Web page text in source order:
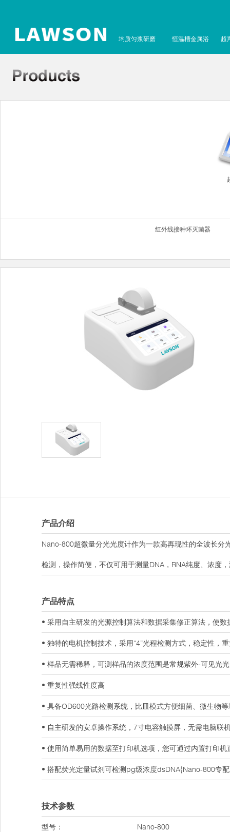
均质匀浆研磨 恒温槽金属浴 超
红外线接种环灭菌器
产品介绍
Nano-800超微量分光光度计作为一款高再现性的全波长
检测，操作简便，不仅可用于测量DNA，RNA纯度、浓度
产品特点
• 采用自主研发的光源控制算法和数据采集修正算法，使
• 独特的电机控制技术，采用“4”光程检测方式，稳定性，
• 样品无需稀释，可测样品的浓度范围是常规紫外-可见光
• 重复性强线性度高
• 具备OD600光路检测系统，比皿模式方便细菌、微生物
• 自主研发的安卓操作系统，7寸电容触摸屏，无需电脑联
• 使用简单易用的数据至打印机选项，您可通过内置打印机
• 搭配荧光定量试剂可检测pg级浓度dsDNA{Nano-800专
技术参数
型号： Nano-800